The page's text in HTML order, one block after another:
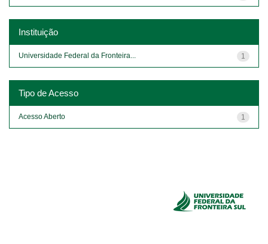
Instituição
1
Universidade Federal da Fronteira...
Tipo de Acesso
1
Acesso Aberto